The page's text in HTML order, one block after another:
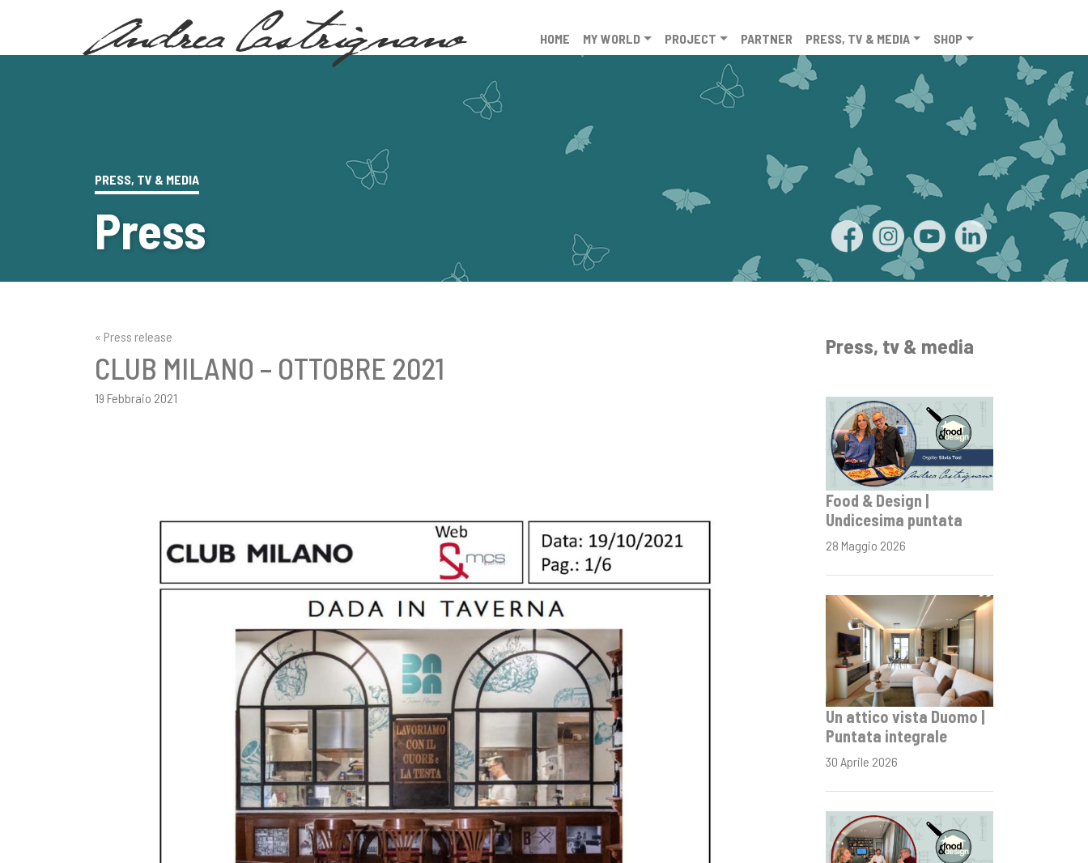
HOME MY WORLD PROJECT PARTNER PRESS, TV & MEDIA SHOP
PRESS, TV & MEDIA
Press
« Press release
CLUB MILANO – OTTOBRE 2021
19 Febbraio 2021
Press, tv & media
Food & Design |
Undicesima puntata
28 Maggio 2026
Un attico vista Duomo |
Puntata integrale
30 Aprile 2026